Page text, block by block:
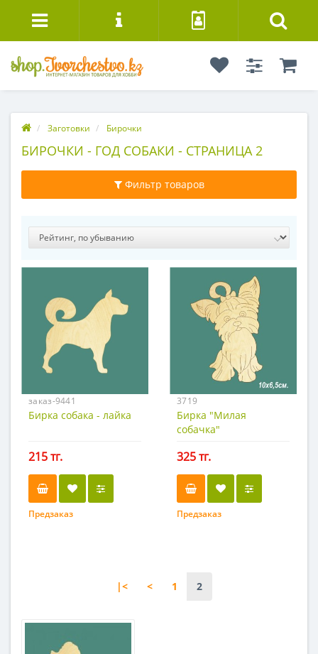
Заготовки Бирочки
БИРОЧКИ - ГОД СОБАКИ - СТРАНИЦА 2
Фильтр товаров
заказ-9441
Бирка собака - лайка
215 тг.
Предзаказ
3719
Бирка "Милая
собачка"
325 тг.
Предзаказ
|< < 1 2